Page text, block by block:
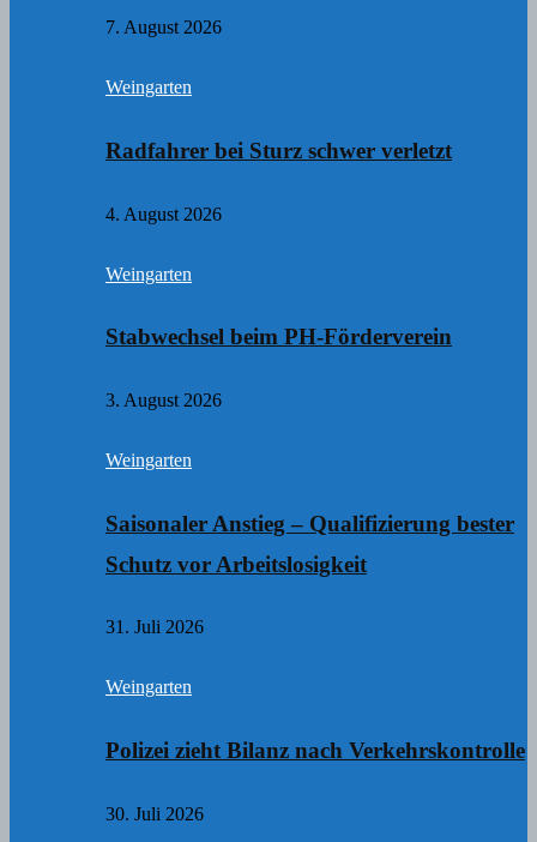
7. August 2026
Weingarten
Radfahrer bei Sturz schwer verletzt
4. August 2026
Weingarten
Stabwechsel beim PH-Förderverein
3. August 2026
Weingarten
Saisonaler Anstieg – Qualifizierung bester
Schutz vor Arbeitslosigkeit
31. Juli 2026
Weingarten
Polizei zieht Bilanz nach Verkehrskontrolle
30. Juli 2026